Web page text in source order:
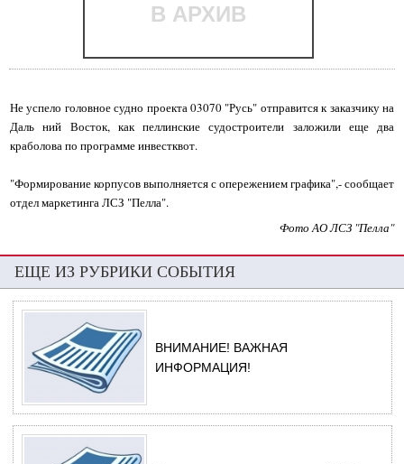
В АРХИВ
Не успело головное судно проекта 03070 "Русь" отправится к заказчику на
Даль ний Восток, как пеллинские судостроители заложили еще два
краболова по программе инвестквот.
"Формирование корпусов выполняется с опережением графика",- сообщает
отдел маркетинга ЛСЗ "Пелла".
Фото АО ЛСЗ "Пелла"
ЕЩЕ ИЗ РУБРИКИ СОБЫТИЯ
ВНИМАНИЕ! ВАЖНАЯ
ИНФОРМАЦИЯ!